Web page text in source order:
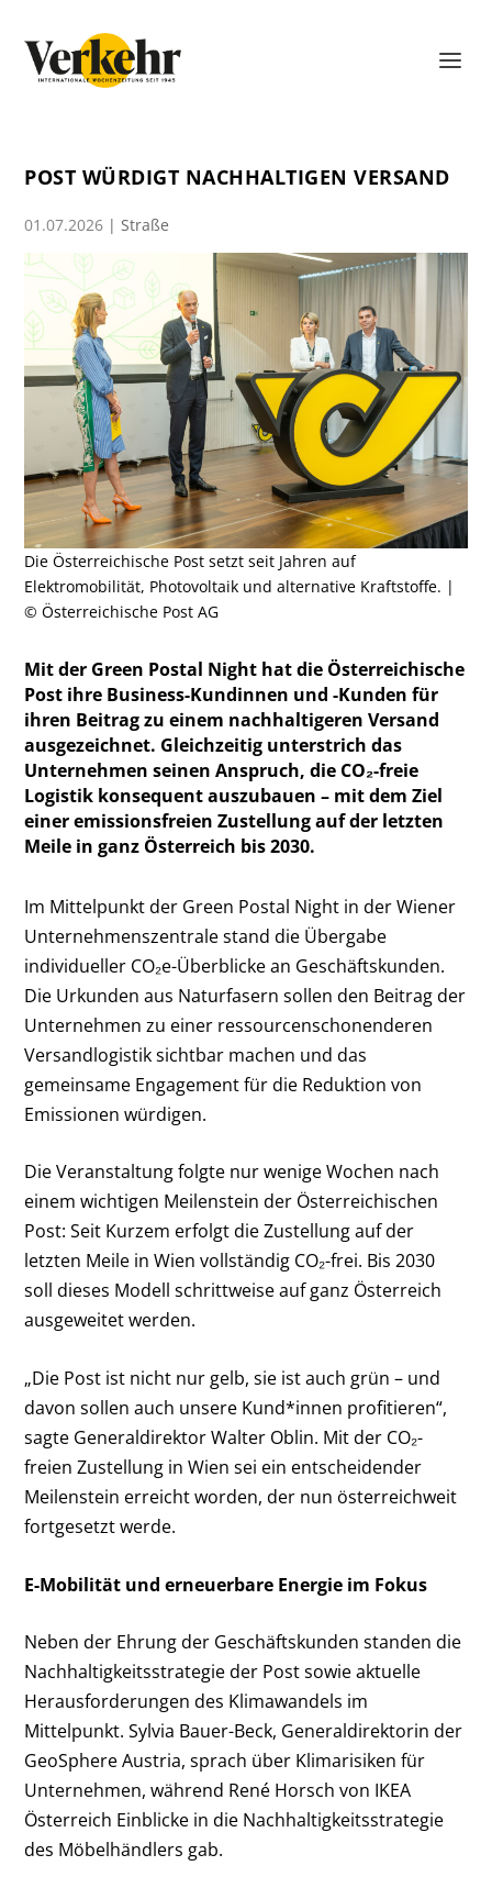
POST WÜRDIGT NACHHALTIGEN VERSAND
01.07.2026 |Straße
Die Österreichische Post setzt seit Jahren auf
Elektromobilität, Photovoltaik und alternative Kraftstoffe. |
© Österreichische Post AG
Mit der Green Postal Night hat die Österreichische
Post ihre Business-Kundinnen und -Kunden für
ihren Beitrag zu einem nachhaltigeren Versand
ausgezeichnet. Gleichzeitig unterstrich das
Unternehmen seinen Anspruch, die CO₂-freie
Logistik konsequent auszubauen – mit dem Ziel
einer emissionsfreien Zustellung auf der letzten
Meile in ganz Österreich bis 2030.
Im Mittelpunkt der Green Postal Night in der Wiener
Unternehmenszentrale stand die Übergabe
individueller CO₂e-Überblicke an Geschäftskunden.
Die Urkunden aus Naturfasern sollen den Beitrag der
Unternehmen zu einer ressourcenschonenderen
Versandlogistik sichtbar machen und das
gemeinsame Engagement für die Reduktion von
Emissionen würdigen.
Die Veranstaltung folgte nur wenige Wochen nach
einem wichtigen Meilenstein der Österreichischen
Post: Seit Kurzem erfolgt die Zustellung auf der
letzten Meile in Wien vollständig CO₂-frei. Bis 2030
soll dieses Modell schrittweise auf ganz Österreich
ausgeweitet werden.
„Die Post ist nicht nur gelb, sie ist auch grün – und
davon sollen auch unsere Kund*innen profitieren“,
sagte Generaldirektor Walter Oblin. Mit der CO₂-
freien Zustellung in Wien sei ein entscheidender
Meilenstein erreicht worden, der nun österreichweit
fortgesetzt werde.
E-Mobilität und erneuerbare Energie im Fokus
Neben der Ehrung der Geschäftskunden standen die
Nachhaltigkeitsstrategie der Post sowie aktuelle
Herausforderungen des Klimawandels im
Mittelpunkt. Sylvia Bauer-Beck, Generaldirektorin der
GeoSphere Austria, sprach über Klimarisiken für
Unternehmen, während René Horsch von IKEA
Österreich Einblicke in die Nachhaltigkeitsstrategie
des Möbelhändlers gab.